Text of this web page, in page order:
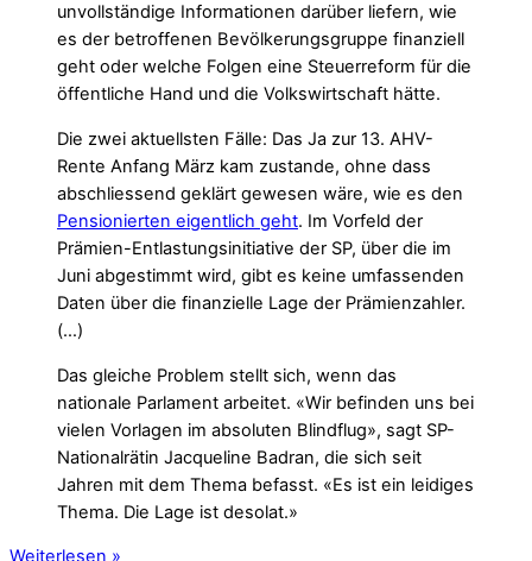
unvollständige Informationen darüber liefern, wie
es der betroffenen Bevölkerungsgruppe finanziell
geht oder welche Folgen eine Steuerreform für die
öffentliche Hand und die Volkswirtschaft hätte.
Die zwei aktuellsten Fälle: Das Ja zur 13. AHV-
Rente Anfang März kam zustande, ohne dass
abschliessend geklärt gewesen wäre, wie es den
Pensionierten eigentlich geht. Im Vorfeld der
Prämien-Entlastungsinitiative der SP, über die im
Juni abgestimmt wird, gibt es keine umfassenden
Daten über die finanzielle Lage der Prämienzahler.
(…)
Das gleiche Problem stellt sich, wenn das
nationale Parlament arbeitet. «Wir befinden uns bei
vielen Vorlagen im absoluten Blindflug», sagt SP-
Nationalrätin Jacqueline Badran, die sich seit
Jahren mit dem Thema befasst. «Es ist ein leidiges
Thema. Die Lage ist desolat.»
Weiterlesen »